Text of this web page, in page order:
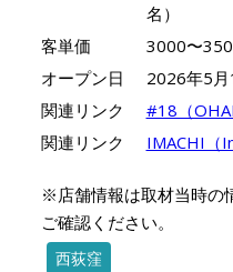
名）
客単価
3000〜
オープン日
2026年5月
関連リンク
#18（
関連リンク
IMACHI（
※店舗情報は取材当時の
ご確認ください。
西荻窪